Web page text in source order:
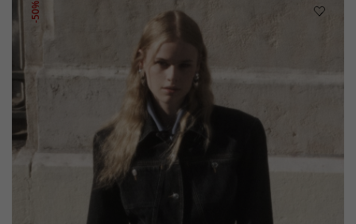
-50%